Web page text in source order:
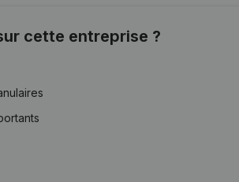
cette entreprise ?